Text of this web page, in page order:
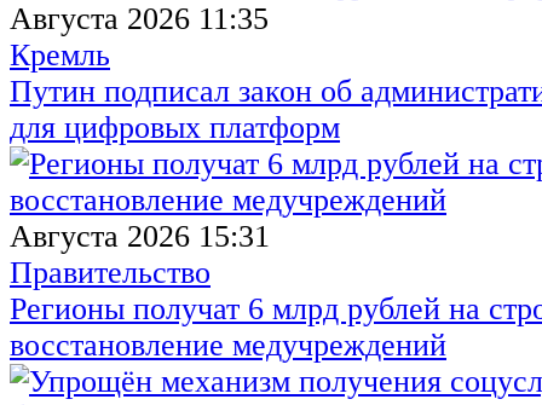
Августа 2026 11:35
Кремль
Путин подписал закон об
для цифровых платформ
Августа 2026 15:31
Правительство
Регионы получат 6 млрд рублей на
восстановление медучреждений